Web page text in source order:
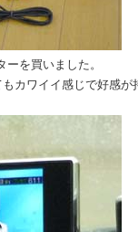
を買いました。
カワイイ感じで好感が